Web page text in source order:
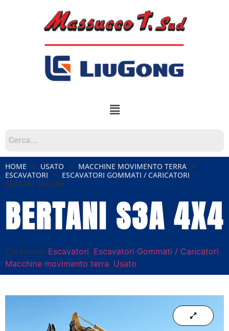
HOME USATO
MACCHINE MOVIMENTO TERRA
ESCAVATORI
ESCAVATORI GOMMATI / CARICATORI
BERTANI S3A 4X4
BERTANI S3A 4X4
Categorie: Escavatori, Escavatori Gommati / Caricatori,
Macchine movimento terra, Usato